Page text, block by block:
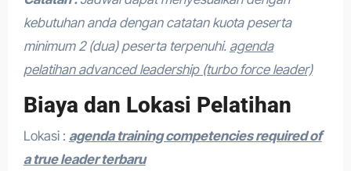
kebutuhan anda dengan catatan kuota peserta
minimum 2 (dua) peserta terpenuhi. agenda
pelatihan advanced leadership (turbo force leader)
Biaya dan Lokasi Pelatihan
Lokasi : agenda training competencies required of
a true leader terbaru